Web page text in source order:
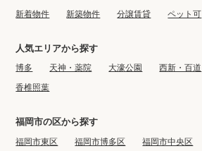
新着物件 新築物件 分譲賃貸 ペット可
人気エリアから探す
博多 天神・薬院 大濠公園 西新・百道
香椎照葉
福岡市の区から探す
福岡市東区 福岡市博多区 福岡市中央区